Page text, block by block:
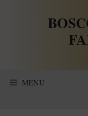
MENU